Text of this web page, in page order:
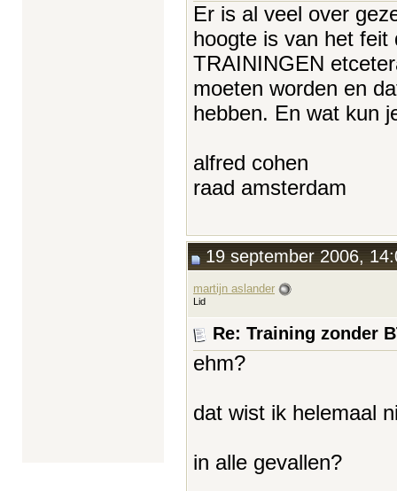
Er is al veel over
hoogte is van het
TRAININGEN
moeten worden en
hebben. En wat kun
alfred cohen
raad amsterdam
19 september 2006,
martijn aslander
Lid
Re: Training zonder
ehm?
dat wist ik helemaal
in alle gevallen?